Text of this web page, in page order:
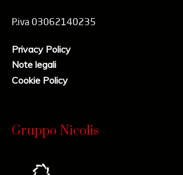
P.iva 03062140235
Privacy Policy
Note legali
Cookie Policy
Gruppo Nicolis